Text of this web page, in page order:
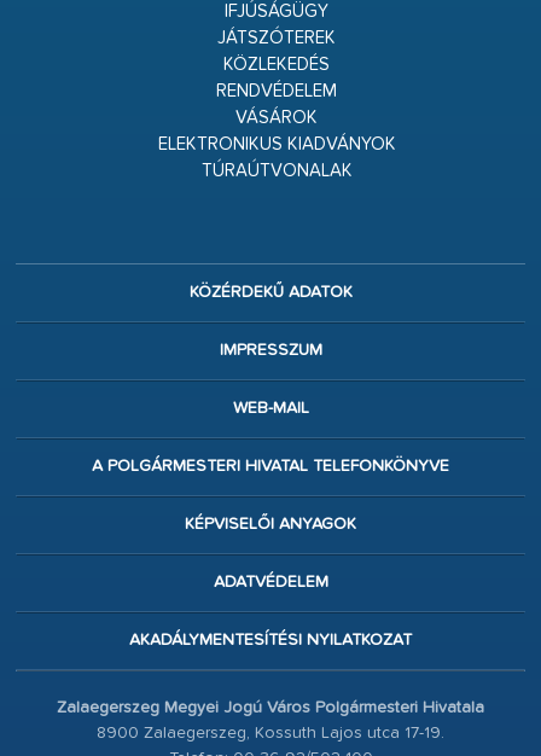
IFJÚSÁGÜGY
JÁTSZÓTEREK
KÖZLEKEDÉS
RENDVÉDELEM
VÁSÁROK
ELEKTRONIKUS KIADVÁNYOK
TÚRAÚTVONALAK
KÖZÉRDEKŰ ADATOK
IMPRESSZUM
WEB-MAIL
A POLGÁRMESTERI HIVATAL TELEFONKÖNYVE
KÉPVISELŐI ANYAGOK
ADATVÉDELEM
AKADÁLYMENTESÍTÉSI NYILATKOZAT
Zalaegerszeg Megyei Jogú Város Polgármesteri Hivatala
8900 Zalaegerszeg, Kossuth Lajos utca 17-19.